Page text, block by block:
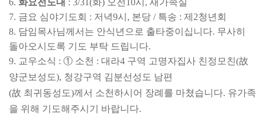
6. 화요전도대 : 3/31(화) 오전10시, 새가족실
7. 금요 심야기도회 : 저녁9시, 본당 / 특송 : 제2청년회
8. 담임목사님께서는 안식년으로 출타중이십니다. 무사히
돌아오시도록 기도 부탁 드립니다.
9. 교우소식 : ① 소천 : 대라4 구역 고명자집사 친정모친(故
양군보성도), 청강구역 김분선성도 남편
(故 최귀동성도)께서 소천하시어 장례를 마쳤습니다. 유가족
을 위해 기도해주시기 바랍니다.